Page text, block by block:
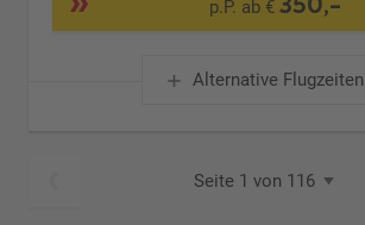
p.P. ab €
Alternative Flugzeiten
Seite 1 von 116